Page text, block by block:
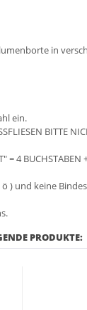
in
ein.
BITTE
4 BUCHSTABEN
ö ) und keine
PRODUKTE: